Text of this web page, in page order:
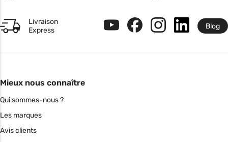
Livraison
Express
Blog
Mieux nous connaître
Qui sommes-nous ?
Les marques
Avis clients